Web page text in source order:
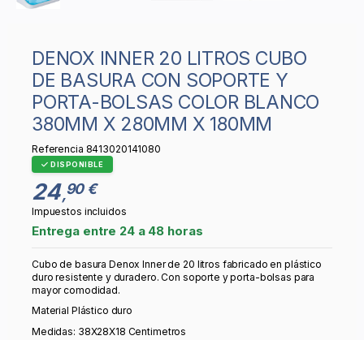
DENOX INNER 20 LITROS CUBO
DE BASURA CON SOPORTE Y
PORTA-BOLSAS COLOR BLANCO
380MM X 280MM X 180MM
Referencia 8413020141080
DISPONIBLE
24 ,90 €
Impuestos incluidos
Entrega entre 24 a 48 horas
Cubo de basura Denox Inner de 20 litros fabricado en plástico
duro resistente y duradero. Con soporte y porta-bolsas para
mayor comodidad.
Material Plástico duro
Medidas: 38X28X18 Centimetros